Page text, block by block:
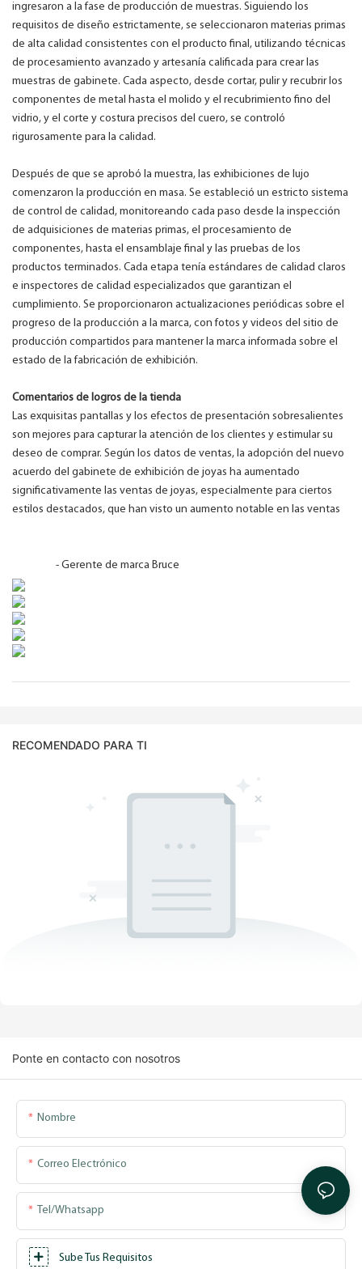
ingresaron a la fase de producción de muestras. Siguiendo los
requisitos de diseño estrictamente, se seleccionaron materias primas
de alta calidad consistentes con el producto final, utilizando técnicas
de procesamiento avanzado y artesanía calificada para crear las
muestras de gabinete. Cada aspecto, desde cortar, pulir y recubrir los
componentes de metal hasta el molido y el recubrimiento fino del
vidrio, y el corte y costura precisos del cuero, se controló
rigurosamente para la calidad.
Después de que se aprobó la muestra, las exhibiciones de lujo
comenzaron la producción en masa. Se estableció un estricto sistema
de control de calidad, monitoreando cada paso desde la inspección
de adquisiciones de materias primas, el procesamiento de
componentes, hasta el ensamblaje final y las pruebas de los
productos terminados. Cada etapa tenía estándares de calidad claros
e inspectores de calidad especializados que garantizan el
cumplimiento. Se proporcionaron actualizaciones periódicas sobre el
progreso de la producción a la marca, con fotos y videos del sitio de
producción compartidos para mantener la marca informada sobre el
estado de la fabricación de exhibición.
Comentarios de logros de la tienda
Las exquisitas pantallas y los efectos de presentación sobresalientes
son mejores para capturar la atención de los clientes y estimular su
deseo de comprar. Según los datos de ventas, la adopción del nuevo
acuerdo del gabinete de exhibición de joyas ha aumentado
significativamente las ventas de joyas, especialmente para ciertos
estilos destacados, que han visto un aumento notable en las ventas
- Gerente de marca Bruce
RECOMENDADO PARA TI
Ponte en contacto con nosotros
Nombre
Correo Electrónico
Tel/whatsapp
Sube Tus Requisitos